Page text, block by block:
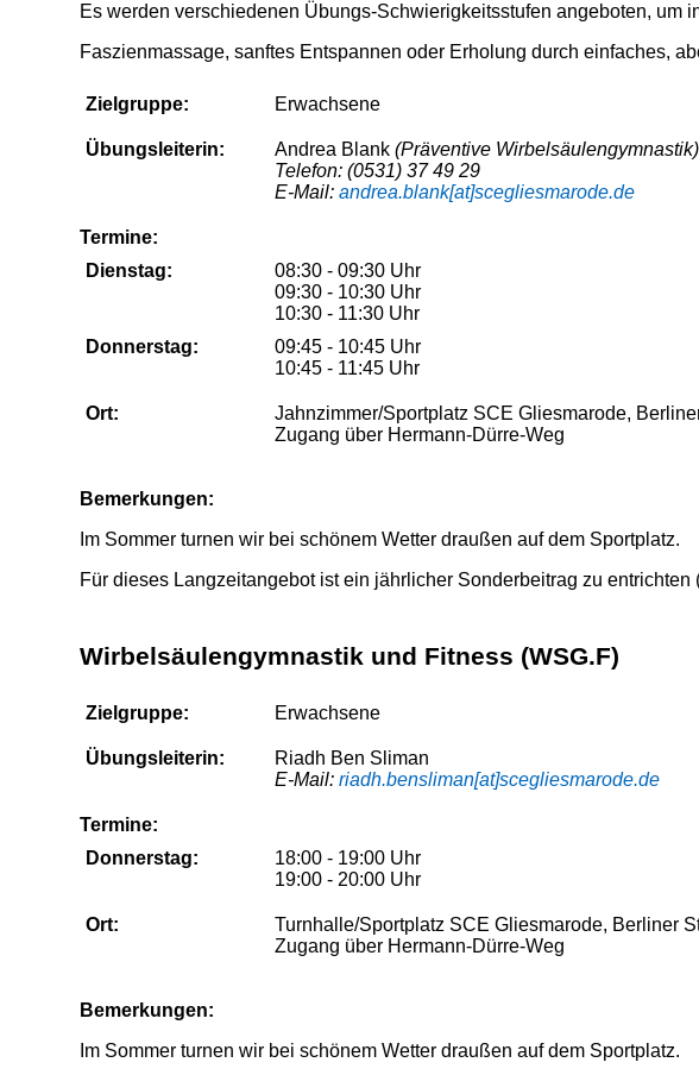
Es werden verschiedenen Übungs-Schwierigkeitsstufen angeboten, um
Faszienmassage, sanftes Entspannen oder Erholung durch einfaches,
Zielgruppe: Erwachsene
Übungsleite­rin: Andrea Blank (Präventive Wirbelsäulengymnastik)
Telefon: (0531) 37 49 29
E-Mail:andrea.blank[at]scegliesmarode.de
Termine:
Dienstag:
08:30 - 09:30 Uhr
09:30 - 10:30 Uhr
10:30 - 11:30 Uhr
Donnerstag:
09:45 - 10:45 Uhr
10:45 - 11:45 Uhr
Ort:
Jahnzimmer/Sportplatz SCE Gliesmarode,
Zugang über Hermann-Dürre-Weg
Bemerkungen:
Im Sommer turnen wir bei schönem Wetter draußen auf dem Sportplatz.
Für dieses Langzeitangebot ist ein jährlicher Sonderbeitrag zu entrichten
Wirbelsäulengymnastik und Fitness (WSG.F)
Zielgruppe: Erwachsene
Übungsleiterin:
Riadh Ben Sliman
E-Mail:riadh.bensliman[at]scegliesmarode.de
Termine:
Donnerstag:
18:00 - 19:00 Uhr
19:00 - 20:00 Uhr
Ort:
Turnhalle/Sportplatz SCE Gliesmarode, Berliner
Zugang über Hermann-Dürre-Weg
Bemerkungen:
Im Sommer turnen wir bei schönem Wetter draußen auf dem Sportplatz.